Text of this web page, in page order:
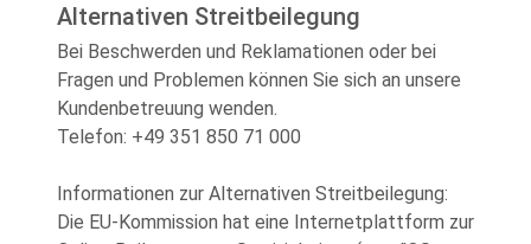
Alternativen Streitbeilegung
Bei Beschwerden und Reklamationen oder bei
Fragen und Problemen können Sie sich an unsere
Kundenbetreuung wenden.
Telefon: +49 351 850 71 000
Informationen zur Alternativen Streitbeilegung:
Die EU-Kommission hat eine Internetplattform zur